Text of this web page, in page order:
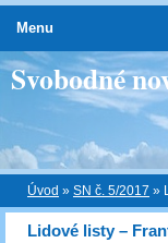
Svobodné
Úvod » SN č. 5/2017 »
Lidové listy –
Menu